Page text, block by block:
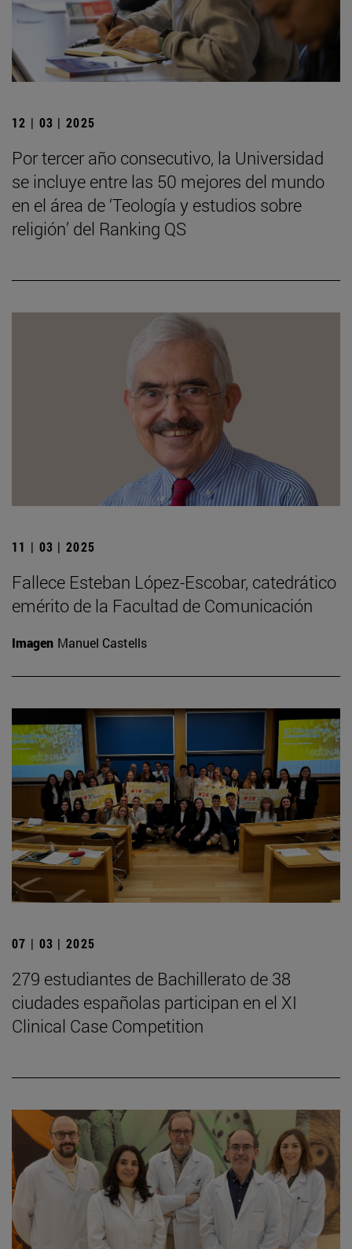
12 | 03 | 2025
Por tercer año consecutivo, la Universidad
se incluye entre las 50 mejores del mundo
en el área de ‘Teología y estudios sobre
religión’ del Ranking QS
11 | 03 | 2025
Fallece Esteban López-Escobar, catedrático
emérito de la Facultad de Comunicación
Imagen Manuel Castells
07 | 03 | 2025
279 estudiantes de Bachillerato de 38
ciudades españolas participan en el XI
Clinical Case Competition